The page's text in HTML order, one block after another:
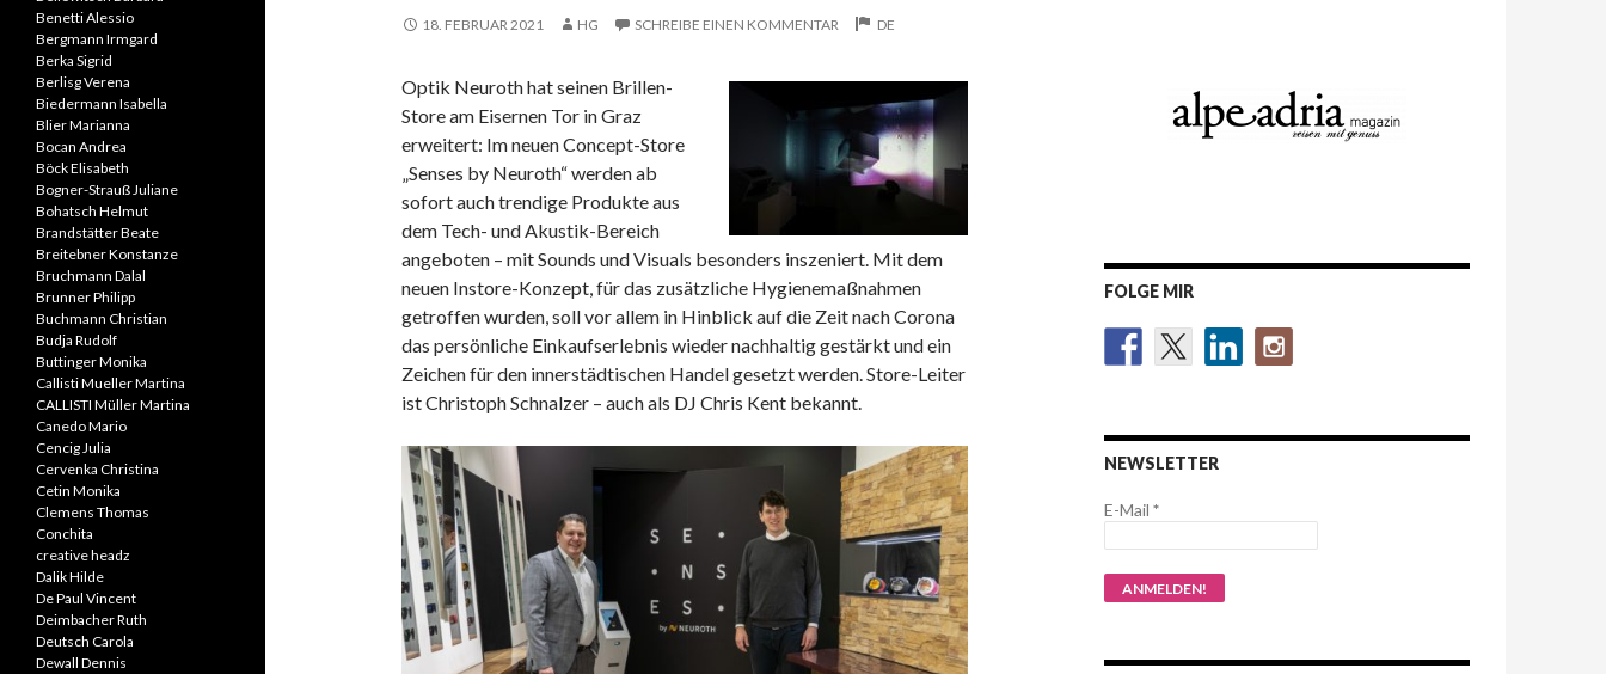
18. FEBRUAR 2021 HG SCHREIBE EINEN KOMMENTAR DE
Optik Neuroth hat seinen Brillen-
Store am Eisernen Tor in Graz
erweitert: Im neuen Concept-Store
„Senses by Neuroth“ werden ab
sofort auch trendige Produkte aus
dem Tech- und Akustik-Bereich
angeboten – mit Sounds und Visuals besonders inszeniert. Mit dem
neuen Instore-Konzept, für das zusätzliche Hygienemaßnahmen
getroffen wurden, soll vor allem in Hinblick auf die Zeit nach Corona
das persönliche Einkaufserlebnis wieder nachhaltig gestärkt und ein
Zeichen für den innerstädtischen Handel gesetzt werden. Store-Leiter
ist Christoph Schnalzer – auch als DJ Chris Kent bekannt.
FOLGE MIR
NEWSLETTER
E-Mail *
Benetti Alessio
Bergmann Irmgard
Berka Sigrid
Berlisg Verena
Biedermann Isabella
Blier Marianna
Bocan Andrea
Böck Elisabeth
Bogner-Strauß Juliane
Bohatsch Helmut
Brandstätter Beate
Breitebner Konstanze
Bruchmann Dalal
Brunner Philipp
Buchmann Christian
Budja Rudolf
Buttinger Monika
Callisti Mueller Martina
CALLISTI Müller Martina
Canedo Mario
Cencig Julia
Cervenka Christina
Cetin Monika
Clemens Thomas
Conchita
creative headz
Dalik Hilde
De Paul Vincent
Deimbacher Ruth
Deutsch Carola
Dewall Dennis